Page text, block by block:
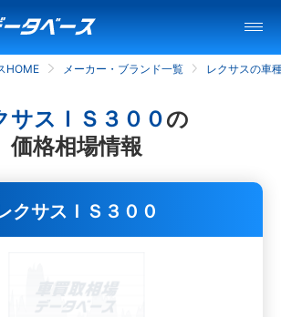
HOME メーカー・ブランド一覧 レクサスの車
サスＩＳ３００の
価格相場情報
クサスＩＳ３００